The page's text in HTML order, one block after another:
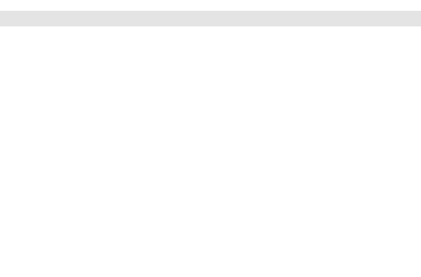
lunes 23 de Diciembre a las